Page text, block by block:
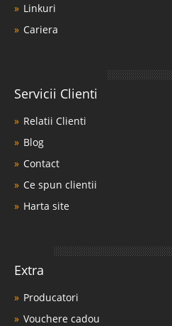
Linkuri
Cariera
Servicii Clienti
Relatii Clienti
Blog
Contact
Ce spun clientii
Harta site
Extra
Producatori
Vouchere cadou